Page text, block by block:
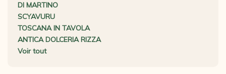
DI MARTINO
SCYAVURU
TOSCANA IN TAVOLA
ANTICA DOLCERIA RIZZA
Voir tout